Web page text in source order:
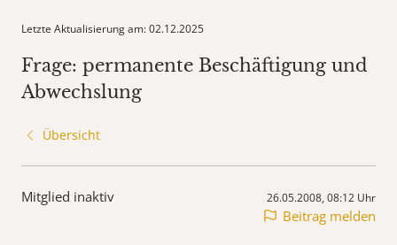
Letzte Aktualisierung am: 02.12.2025
Frage: permanente Beschäftigung und
Abwechslung
Übersicht
Mitglied inaktiv 26.05.2008, 08:12 Uhr
Beitrag melden